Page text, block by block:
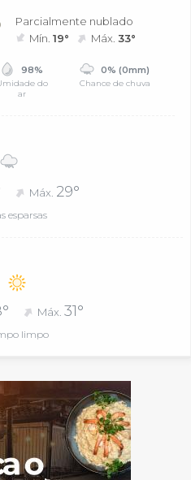
Parcialmente nublado
Mín.19° Máx.33°
98%
do
ar
0% (0mm)
Chance de chuva
Máx. 29°
esparsas
Máx.31°
limpo